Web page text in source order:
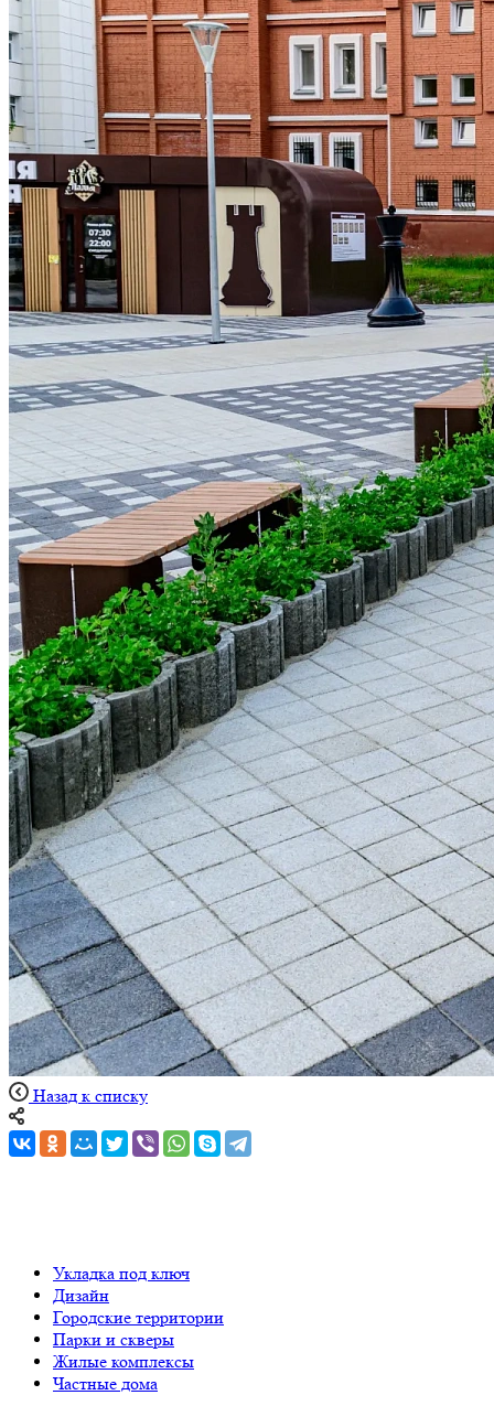
Назад к списку
Укладка под ключ
Дизайн
Городские территории
Парки и скверы
Жилые комплексы
Частные дома